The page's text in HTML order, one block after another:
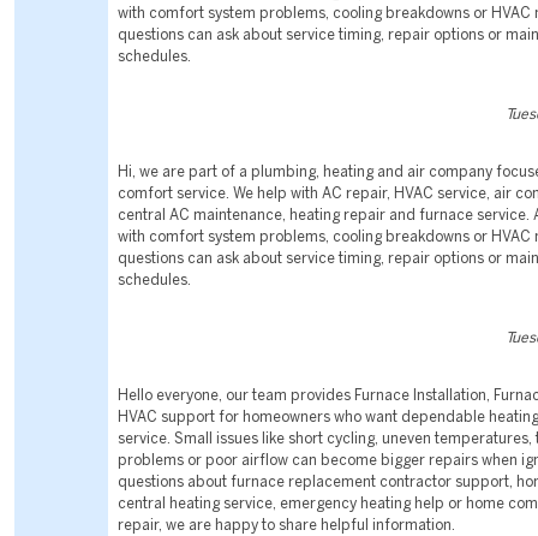
with comfort system problems, cooling breakdowns or HVAC
questions can ask about service timing, repair options or
schedules.
Hi, we are part of a plumbing, heating and air company
comfort service. We help with AC repair, HVAC service, air
central AC maintenance, heating repair and furnace service.
with comfort system problems, cooling breakdowns or HVAC
questions can ask about service timing, repair options or
schedules.
Hello everyone, our team provides Furnace Installation,
HVAC support for homeowners who want dependable
service. Small issues like short cycling, uneven temperatures,
problems or poor airflow can become bigger repairs when
questions about furnace replacement contractor support,
central heating service, emergency heating help or home
repair, we are happy to share helpful information.